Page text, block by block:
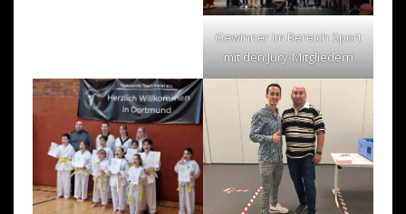
Gewinner im Bereich Sport
mit den Jury-Mitgliedern